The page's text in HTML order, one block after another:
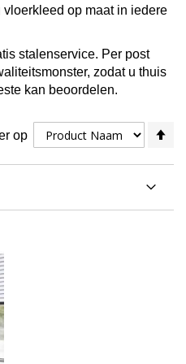
op maat in iedere
stalenservice. Per post
zodat u thuis
kan beoordelen.
op